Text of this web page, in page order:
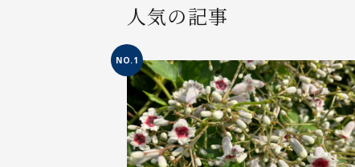
人気の記事
NO.1